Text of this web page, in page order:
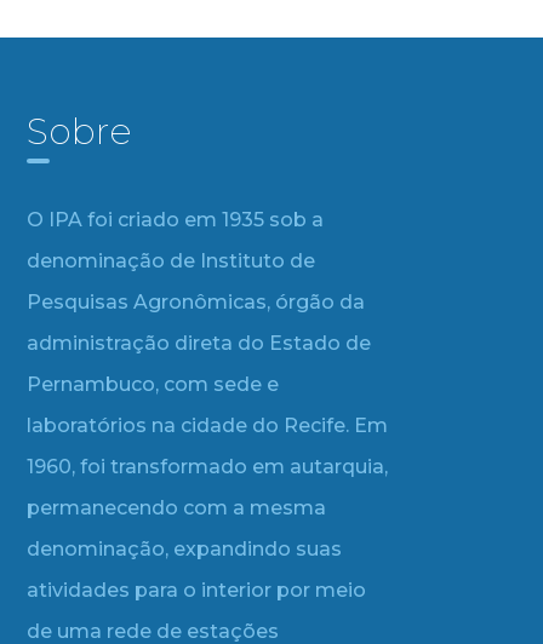
Sobre
O IPA foi criado em 1935 sob a
denominação de Instituto de
Pesquisas Agronômicas, órgão da
administração direta do Estado de
Pernambuco, com sede e
laboratórios na cidade do Recife. Em
1960, foi transformado em autarquia,
permanecendo com a mesma
denominação, expandindo suas
atividades para o interior por meio
de uma rede de estações